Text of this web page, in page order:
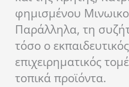
φημισμένου
Παράλληλα, τη
τόσο ο
επιχειρηματικός
τοπικά προϊόντα.